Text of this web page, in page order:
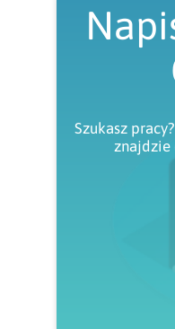
Szukasz
znajdzie